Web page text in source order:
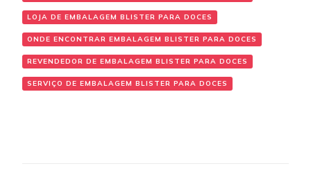
LOJA DE EMBALAGEM BLISTER PARA DOCES
ONDE ENCONTRAR EMBALAGEM BLISTER PARA DOCES
REVENDEDOR DE EMBALAGEM BLISTER PARA DOCES
SERVIÇO DE EMBALAGEM BLISTER PARA DOCES